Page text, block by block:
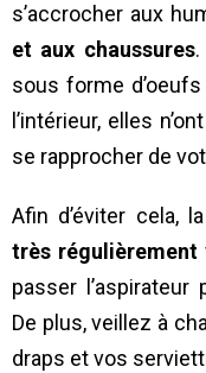
s’accrocher aux
et aux chaussures.
sous forme
l’intérieur, elles
se rapprocher de
Afin d’éviter cela,
très régulièrement
passer
De plus, veillez à
draps et vos